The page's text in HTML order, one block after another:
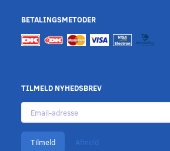
BETALINGSMETODER
TILMELD NYHEDSBREV
Email-
adresse
Tilmeld Afmeld